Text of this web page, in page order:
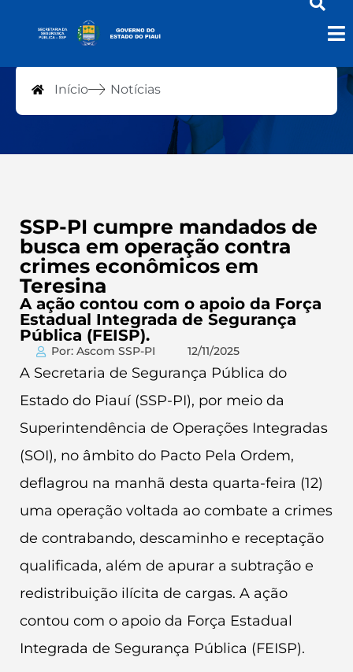
Notícias
Início Notícias
SSP-PI cumpre mandados de
busca em operação contra
crimes econômicos em
Teresina
A ação contou com o apoio da Força
Estadual Integrada de Segurança
Pública (FEISP).
Por: Ascom SSP-PI 12/11/2025
A Secretaria de Segurança Pública do
Estado do Piauí (SSP-PI), por meio da
Superintendência de Operações Integradas
(SOI), no âmbito do Pacto Pela Ordem,
deflagrou na manhã desta quarta-feira (12)
uma operação voltada ao combate a crimes
de contrabando, descaminho e receptação
qualificada, além de apurar a subtração e
redistribuição ilícita de cargas. A ação
contou com o apoio da Força Estadual
Integrada de Segurança Pública (FEISP).